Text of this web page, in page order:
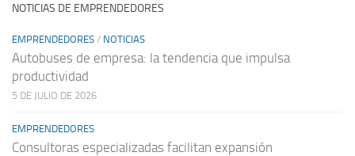
NOTICIAS DE EMPRENDEDORES
EMPRENDEDORES / NOTICIAS
Autobuses de empresa: la tendencia que impulsa
productividad
5 DE JULIO DE 2026
EMPRENDEDORES
Consultoras especializadas facilitan expansión